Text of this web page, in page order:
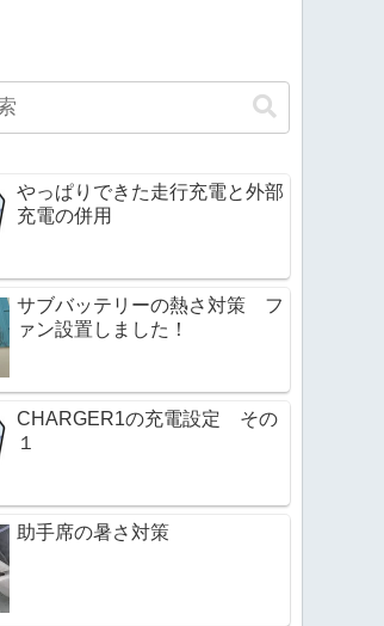
やっぱりできた走行充電と外部
充電の併用
サブバッテリーの熱さ対策 フ
ァン設置しました！
CHARGER1の充電設定 その
１
助手席の暑さ対策